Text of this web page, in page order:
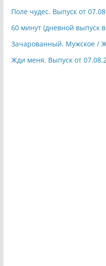
Поле чудес. Выпуск от
60 минут (дневной выпуск
Зачарованный. Мужское /
Жди меня. Выпуск от